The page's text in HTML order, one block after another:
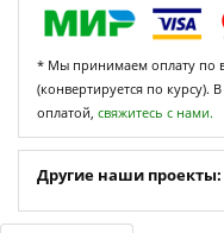
* Мы принимаем оплату по
(конвертируется по курсу).
оплатой, свяжитесь с нами.
Другие наши проекты: